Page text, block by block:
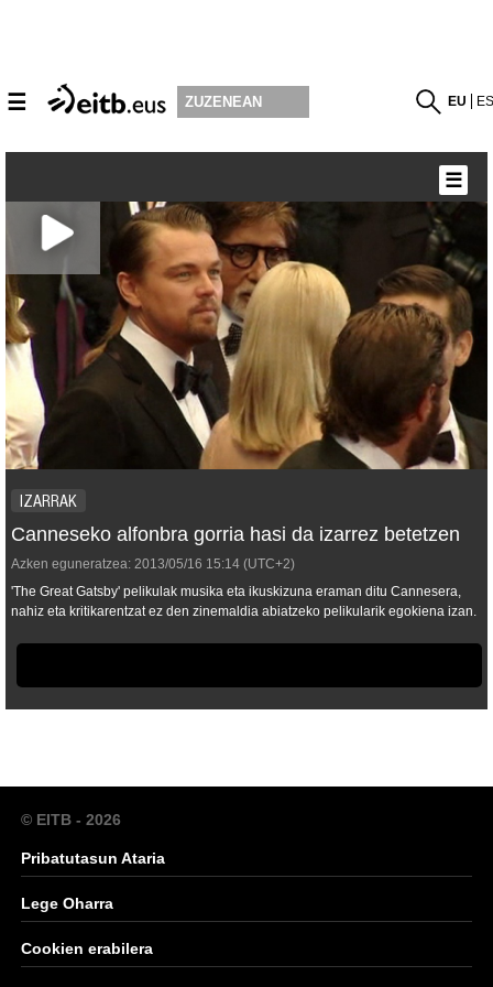
☰ ZUZENEAN EU
IZARRAK
Canneseko alfonbra gorria hasi da izarrez betetzen
Azken eguneratzea: 2013/05/16 15:14 (UTC+2)
'The Great Gatsby' pelikulak musika eta ikuskizuna eraman ditu Cannesera,
nahiz eta kritikarentzat ez den zinemaldia abiatzeko pelikularik egokiena izan.
☰
© EITB - 2026
Pribatutasun Ataria
Lege Oharra
Cookien erabilera